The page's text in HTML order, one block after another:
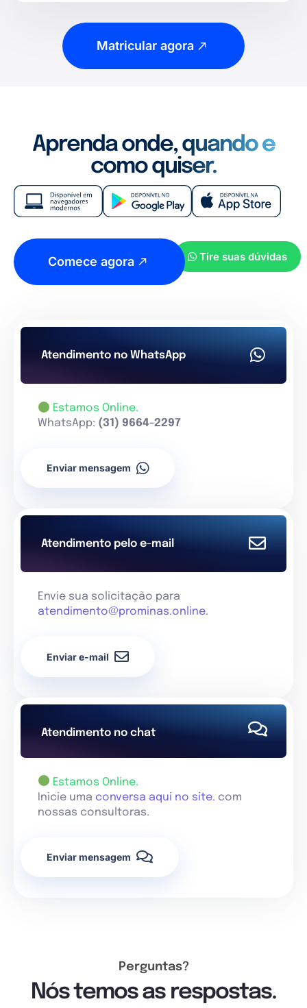
Matricular agora
Aprenda onde, quando e
como quiser.
Comece agora Tire suas dúvidas
Atendimento no WhatsApp
Estamos Online.
WhatsApp: (31) 9664-2297
Enviar mensagem
Atendimento pelo e-mail
Envie sua solicitação para
atendimento@prominas.online.
Enviar e-mail
Atendimento no chat
Estamos Online.
Inicie uma conversa aqui no site. com
nossas consultoras.
Enviar mensagem
Perguntas?
Nós temos as respostas.